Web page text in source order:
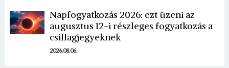
Napfogyatkozás 2026: ezt üzeni az
augusztus 12-i részleges fogyatkozás a
csillagjegyeknek
2026.08.06.
Borsonline bejelentkezés
E-mail cím vagy felhasználónév